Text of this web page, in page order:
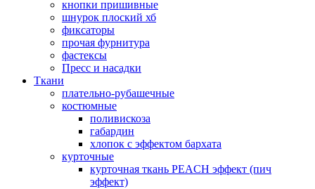
кнопки пришивные
шнурок плоский хб
фиксаторы
прочая фурнитура
фастексы
Пресс и насадки
Ткани
плательно-рубашечные
костюмные
поливискоза
габардин
хлопок с эффектом бархата
курточные
курточная ткань PEACH эффект (пич
эффект)